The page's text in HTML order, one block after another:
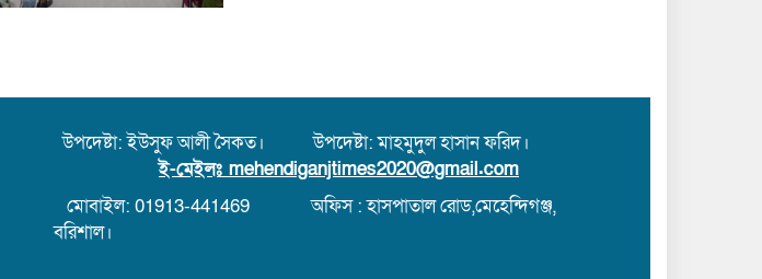
উপদেষ্টা: ইউসুফ আলী সৈকত। উপদেষ্টা: মাহমুদুল হাসান ফরিদ।
ই-মেইলঃ mehendiganjtimes2020@gmail.com
মোবাইল: 01913-441469
অফিস : হাসপাতাল রোড,মেহেন্দিগঞ্জ,
বরিশাল।